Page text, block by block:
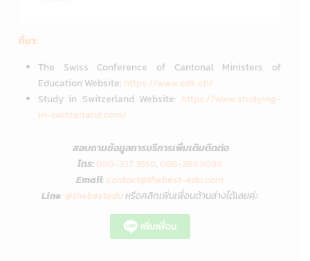
ที่มา:
The Swiss Conference of Cantonal Ministers of
Education Website: https://www.edk.ch/
Study in Switzerland Website: https://www.studying-
in-switzerland.com/
สอบถามข้อมูลการบริการเพิ่มเติมติดต่อ
โทร:090-327 3558, 088-269 5099
Email: contact@thebest-edu.com
Line:@thebesteduหรือคลิกเพิ่มเพื่อนด้านล่างได้เลยค่ะ